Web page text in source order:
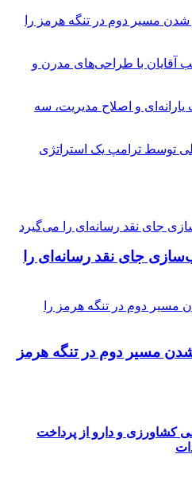
مسیر دوم در تنگه هرمز را
آقایان با طراحی‌های مدرن و
و اصلاح مدیریت، سه
توسط ترامپ یک استراتژی
جای نقد رسانه‌ای را
مسیر دوم در تنگه هرمز
اساسی کشاورزی و دارو از پرداخت